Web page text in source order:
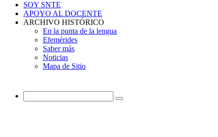
SOY SNTE
APOYO AL DOCENTE
ARCHIVO HISTÓRICO
En la punta de la lengua
Efemérides
Saber más
Noticias
Mapa de Sitio